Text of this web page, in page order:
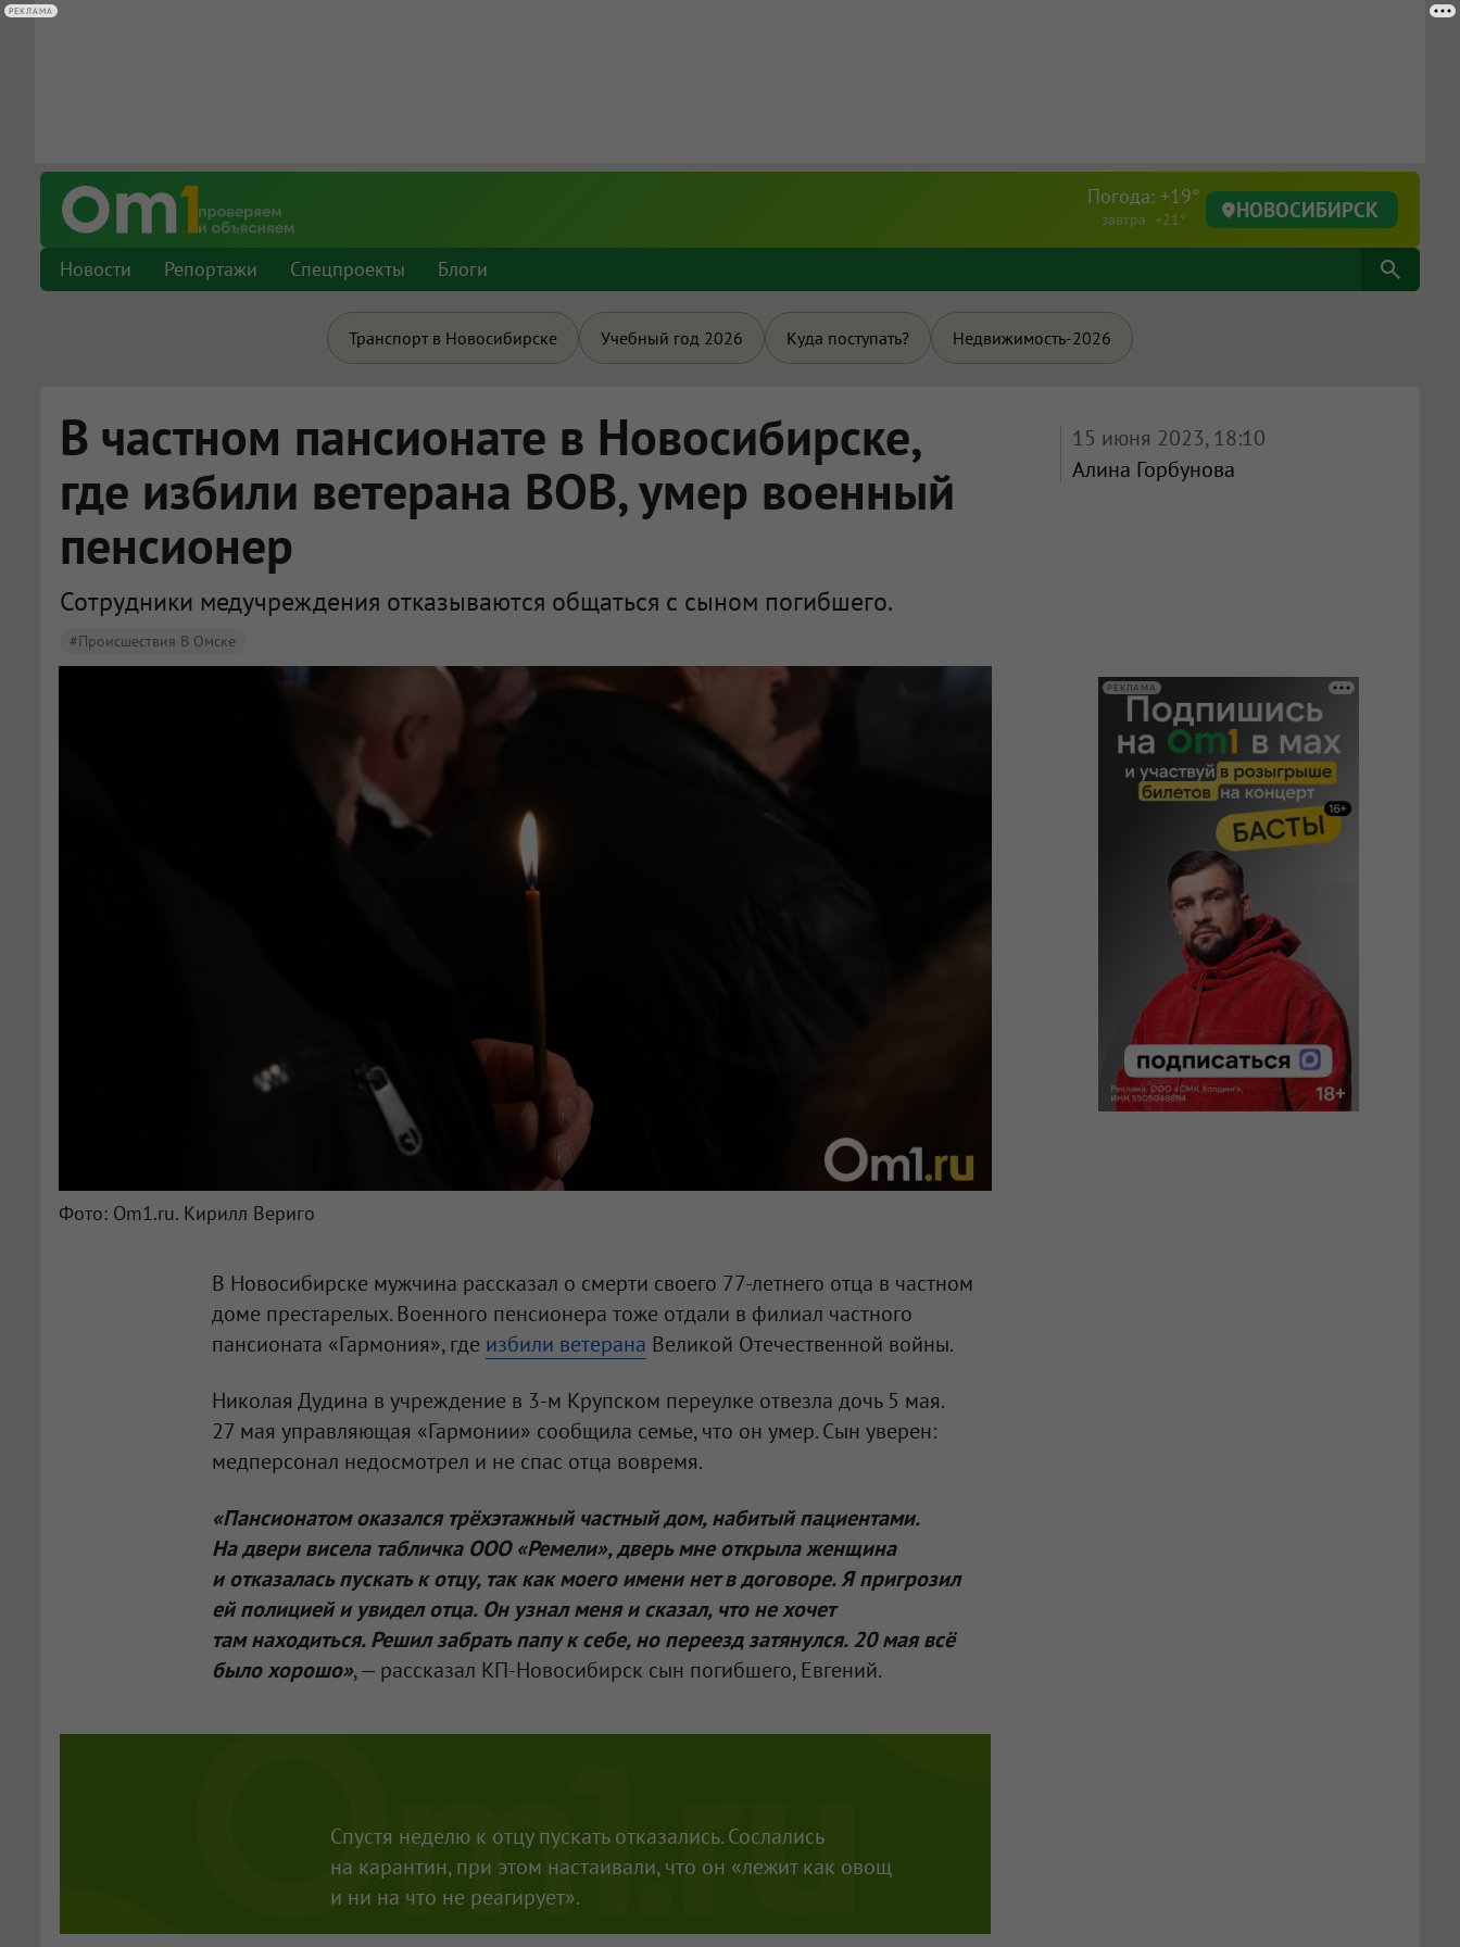
РЕКЛАМА
Погода: +19°
завтра +21° НОВОСИБИРСК
Новости Репортажи Спецпроекты Блоги
Транспорт в Новосибирске Учебный год 2026 Куда поступать? Недвижимость-2026
В частном пансионате в Новосибирске,
где избили ветерана ВОВ, умер военный
пенсионер
Сотрудники медучреждения отказываются общаться с сыном погибшего.
#Происшествия В Омске
15 июня 2023, 18:10
Алина Горбунова
РЕКЛАМА
Фото: Om1.ru. Кирилл Вериго
В Новосибирске мужчина рассказал о смерти своего 77-летнего отца в частном
доме престарелых. Военного пенсионера тоже отдали в филиал частного
пансионата «Гармония», где избили ветерана Великой Отечественной войны.
Николая Дудина в учреждение в 3-м Крупском переулке отвезла дочь 5 мая.
27 мая управляющая «Гармонии» сообщила семье, что он умер. Сын уверен:
медперсонал недосмотрел и не спас отца вовремя.
«Пансионатом оказался трёхэтажный частный дом, набитый пациентами.
На двери висела табличка ООО«Ремели», дверь мне открыла женщина
и отказалась пускать к отцу, так как моего имени нет в договоре. Я пригрозил
ей полицией и увидел отца. Он узнал меня и сказал, что не хочет
там находиться. Решил забрать папу к себе, но переезд затянулся. 20 мая всё
было хорошо», — рассказал КП-Новосибирск сын погибшего, Евгений.
Спустя неделю к отцу пускать отказались. Сослались
на карантин, при этом настаивали, что он «лежит как овощ
и ни на что не реагирует».
РЕКЛАМА